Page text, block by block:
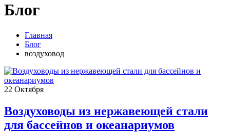
Блог
Главная
Блог
воздуховод
22 Октября
Воздуховоды из нержавеющей стали
для бассейнов и океанариумов